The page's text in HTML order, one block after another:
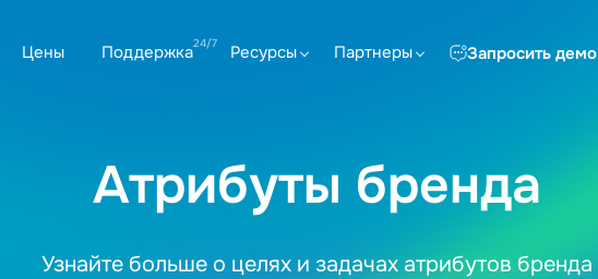
Цены Поддержка Ресурсы Партнеры Запросить демо
Атрибуты бренда
Узнайте больше о целях и задачах атрибутов бренда